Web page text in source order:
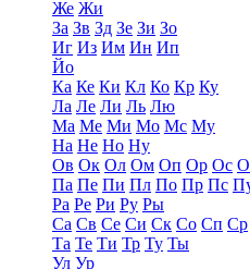
Же Жи
За Зв Зд Зе Зи Зо
Иг Из Им Ин Ип
Йо
Ка Ке Ки Кл Ко Кр Ку
Ла Ле Ли Ль Лю
Ма Ме Ми Мо Мс Му
На Не Но Ну
Ов Ок Ол Ом Оп Ор Ос
Па Пе Пи Пл По Пр Пс
Ра Ре Ри Ру Ры
Са Св Се Си Ск Со Сп Ср
Та Те Ти Тр Ту Ты
Ул Ур